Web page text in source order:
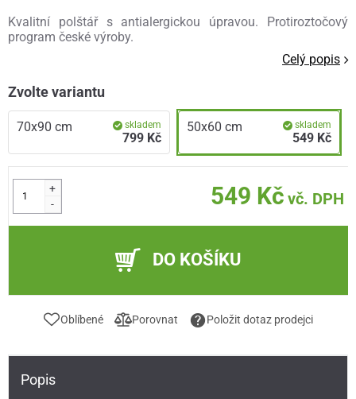
Kvalitní polštář s antialergickou úpravou. Protiroztočový
program české výroby.
Celý popis
Zvolte variantu
70x90 cm skladem
799 Kč
50x60 cm skladem
549 Kč
+
-
549 Kč vč. DPH
DO KOŠÍKU
Oblíbené Porovnat Položit dotaz prodejci
Popis